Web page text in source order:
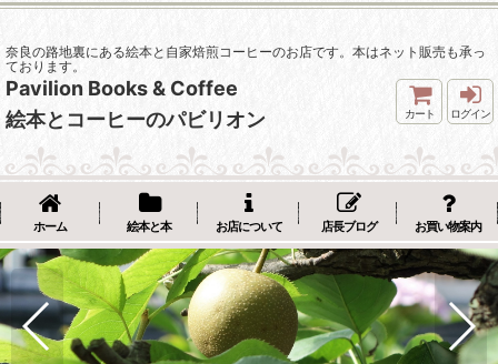
奈良の路地裏にある絵本と自家焙煎コーヒーのお店です。本はネット販売も承っ
ております。
Pavilion Books & Coffee
絵本とコーヒーのパビリオン
カート ログイン
ホーム 絵本と本 お店について 店長ブログ お買い物案内